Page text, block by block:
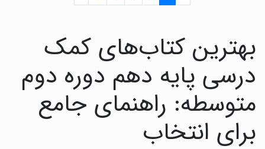
بهترین کتاب‌های کمک
درسی پایه دهم دوره دوم
متوسطه: راهنمای جامع
برای انتخاب